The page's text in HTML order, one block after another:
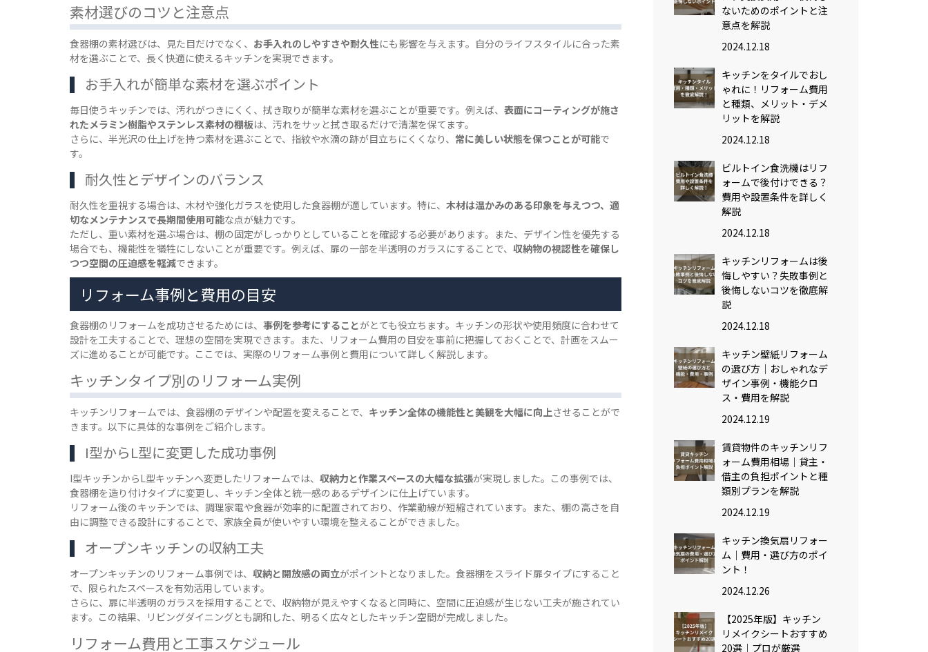
素材選びのコツと注意点
食器棚の素材選びは、見た目だけでなく、 お手入れのしやすさや耐久性にも影響を与えます。自分のライフスタイルに合った素
材を選ぶことで、長く快適に使えるキッチンを実現できます。
お手入れが簡単な素材を選ぶポイント
毎日使うキッチンでは、汚れがつきにくく、拭き取りが簡単な素材を選ぶことが重要です。例えば、 表面にコーティングが施さ
れたメラミン樹脂やステンレス素材の棚板は、汚れをサッと拭き取るだけで清潔を保てます。
さらに、半光沢の仕上げを持つ素材を選ぶことで、指紋や水滴の跡が目立ちにくくなり、 常に美しい状態を保つことが可能で
す。
耐久性とデザインのバランス
耐久性を重視する場合は、木材や強化ガラスを使用した食器棚が適しています。特に、 木材は温かみのある印象を与えつつ、適
切なメンテナンスで長期間使用可能な点が魅力です。
ただし、重い素材を選ぶ場合は、棚の固定がしっかりとしていることを確認する必要があります。また、デザイン性を優先する
場合でも、機能性を犠牲にしないことが重要です。例えば、扉の一部を半透明のガラスにすることで、 収納物の視認性を確保し
つつ空間の圧迫感を軽減できます。
リフォーム事例と費用の目安
食器棚のリフォームを成功させるためには、 事例を参考にすることがとても役立ちます。キッチンの形状や使用頻度に合わせて
設計を工夫することで、理想の空間を実現できます。また、リフォーム費用の目安を事前に把握しておくことで、計画をスムー
ズに進めることが可能です。ここでは、実際のリフォーム事例と費用について詳しく解説します。
キッチンタイプ別のリフォーム実例
キッチンリフォームでは、食器棚のデザインや配置を変えることで、 キッチン全体の機能性と美観を大幅に向上させることがで
きます。以下に具体的な事例をご紹介します。
I型からL型に変更した成功事例
I型キッチンからL型キッチンへ変更したリフォームでは、 収納力と作業スペースの大幅な拡張が実現しました。この事例では、
食器棚を造り付けタイプに変更し、キッチン全体と統一感のあるデザインに仕上げています。
リフォーム後のキッチンでは、調理家電や食器が効率的に配置されており、作業動線が短縮されています。また、棚の高さを自
由に調整できる設計にすることで、家族全員が使いやすい環境を整えることができました。
オープンキッチンの収納工夫
オープンキッチンのリフォーム事例では、 収納と開放感の両立がポイントとなりました。食器棚をスライド扉タイプにすること
で、限られたスペースを有効活用しています。
さらに、扉に半透明のガラスを採用することで、収納物が見えやすくなると同時に、空間に圧迫感が生じない工夫が施されてい
ます。この結果、リビングダイニングとも調和した、明るく広々としたキッチン空間が完成しました。
リフォーム費用と工事スケジュール
ないためのポイントと注
意点を解説
2024.12.18
キッチンをタイルでおし
ゃれに！リフォーム費用
と種類、メリット・デメ
リットを解説
2024.12.18
ビルトイン食洗機はリフ
ォームで後付けできる？
費用や設置条件を詳しく
解説
2024.12.18
キッチンリフォームは後
悔しやすい？失敗事例と
後悔しないコツを徹底解
説
2024.12.18
キッチン壁紙リフォーム
の選び方｜おしゃれなデ
ザイン事例・機能クロ
ス・費用を解説
2024.12.19
賃貸物件のキッチンリフ
ォーム費用相場｜貸主・
借主の負担ポイントと種
類別プランを解説
2024.12.19
キッチン換気扇リフォー
ム｜費用・選び方のポイ
ント！
2024.12.26
【2025年版】キッチン
リメイクシートおすすめ
20選｜プロが厳選